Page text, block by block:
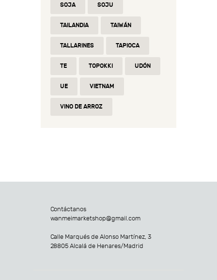
SOJA SOJU
TAILANDIA TAIWÁN
TALLARINES TAPIOCA
TE TOPOKKI UDÓN
UE VIETNAM
VINO DE ARROZ
Contáctanos
wanmeimarketshop@gmail.com
Calle Marqués de Alonso Martínez, 3
28805 Alcalá de Henares/Madrid